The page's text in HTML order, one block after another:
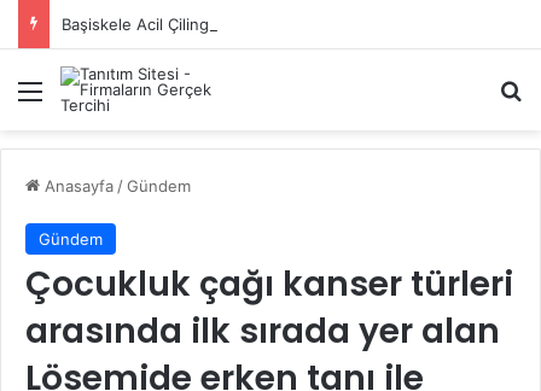
Başiskele Acil Çilingir Hizmeti İçin Doğru Adres Neresi?
Menü
Anasayfa /Gündem
Gündem
Çocukluk çağı kanser türleri
arasında ilk sırada yer alan
Lösemide erken tanı ile